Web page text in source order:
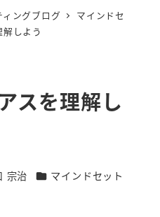
ングブログ
マインドセ
しよう
スを理解し
宗治 カテゴリー
マインドセット